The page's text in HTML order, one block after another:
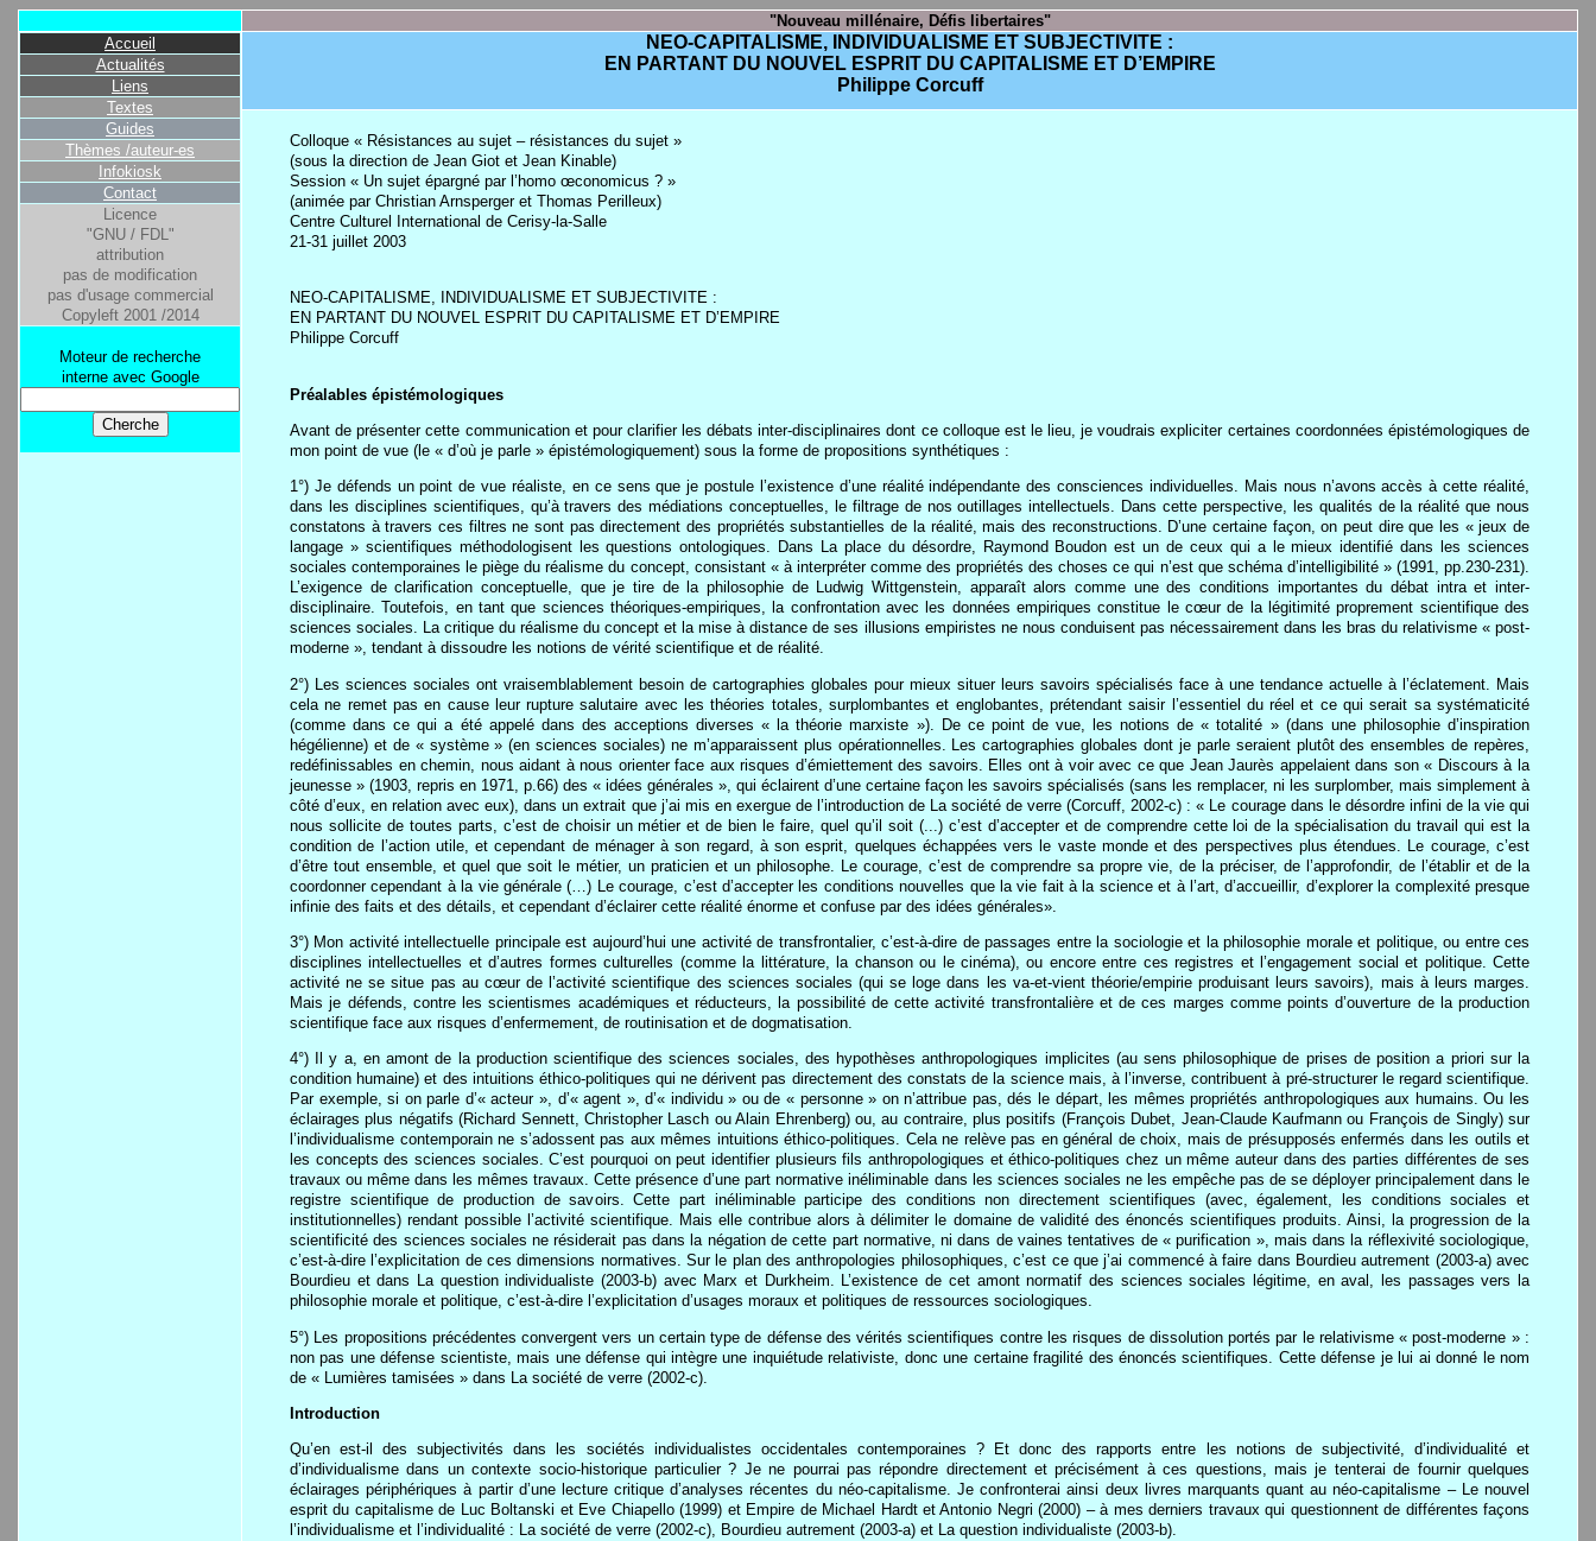
"Nouveau millénaire, Défis libertaires"
Accueil
Actualités
Liens
Textes
Guides
Thèmes /auteur-es
Infokiosk
Contact
Licence
"GNU / FDL"
attribution
pas de modification
pas d'usage commercial
Copyleft 2001 /2014
Moteur de recherche
interne avec Google
NEO-CAPITALISME, INDIVIDUALISME ET SUBJECTIVITE :
EN PARTANT DU NOUVEL ESPRIT DU CAPITALISME ET D’EMPIRE
Philippe Corcuff
Colloque « Résistances au sujet – résistances du sujet »
(sous la direction de Jean Giot et Jean Kinable)
Session « Un sujet épargné par l’homo œconomicus ? »
(animée par Christian Arnsperger et Thomas Perilleux)
Centre Culturel International de Cerisy-la-Salle
21-31 juillet 2003
NEO-CAPITALISME, INDIVIDUALISME ET SUBJECTIVITE :
EN PARTANT DU NOUVEL ESPRIT DU CAPITALISME ET D’EMPIRE
Philippe Corcuff
Préalables épistémologiques
Avant de présenter cette communication et pour clarifier les débats inter-disciplinaires dont ce colloque est le lieu, je voudrais expliciter certaines coordonnées épistémologiques de
mon point de vue (le « d’où je parle » épistémologiquement) sous la forme de propositions synthétiques :
1°) Je défends un point de vue réaliste, en ce sens que je postule l’existence d’une réalité indépendante des consciences individuelles. Mais nous n’avons accès à cette réalité,
dans les disciplines scientifiques, qu’à travers des médiations conceptuelles, le filtrage de nos outillages intellectuels. Dans cette perspective, les qualités de la réalité que nous
constatons à travers ces filtres ne sont pas directement des propriétés substantielles de la réalité, mais des reconstructions. D’une certaine façon, on peut dire que les « jeux de
langage » scientifiques méthodologisent les questions ontologiques. Dans La place du désordre, Raymond Boudon est un de ceux qui a le mieux identifié dans les sciences
sociales contemporaines le piège du réalisme du concept, consistant « à interpréter comme des propriétés des choses ce qui n’est que schéma d’intelligibilité » (1991, pp.230-231).
L’exigence de clarification conceptuelle, que je tire de la philosophie de Ludwig Wittgenstein, apparaît alors comme une des conditions importantes du débat intra et inter-
disciplinaire. Toutefois, en tant que sciences théoriques-empiriques, la confrontation avec les données empiriques constitue le cœur de la légitimité proprement scientifique des
sciences sociales. La critique du réalisme du concept et la mise à distance de ses illusions empiristes ne nous conduisent pas nécessairement dans les bras du relativisme « post-
moderne », tendant à dissoudre les notions de vérité scientifique et de réalité.
2°) Les sciences sociales ont vraisemblablement besoin de cartographies globales pour mieux situer leurs savoirs spécialisés face à une tendance actuelle à l’éclatement. Mais
cela ne remet pas en cause leur rupture salutaire avec les théories totales, surplombantes et englobantes, prétendant saisir l’essentiel du réel et ce qui serait sa systématicité
(comme dans ce qui a été appelé dans des acceptions diverses « la théorie marxiste »). De ce point de vue, les notions de « totalité » (dans une philosophie d’inspiration
hégélienne) et de « système » (en sciences sociales) ne m’apparaissent plus opérationnelles. Les cartographies globales dont je parle seraient plutôt des ensembles de repères,
redéfinissables en chemin, nous aidant à nous orienter face aux risques d’émiettement des savoirs. Elles ont à voir avec ce que Jean Jaurès appelaient dans son « Discours à la
jeunesse » (1903, repris en 1971, p.66) des « idées générales », qui éclairent d’une certaine façon les savoirs spécialisés (sans les remplacer, ni les surplomber, mais simplement à
côté d’eux, en relation avec eux), dans un extrait que j’ai mis en exergue de l’introduction de La société de verre (Corcuff, 2002-c) : « Le courage dans le désordre infini de la vie qui
nous sollicite de toutes parts, c’est de choisir un métier et de bien le faire, quel qu’il soit (...) c’est d’accepter et de comprendre cette loi de la spécialisation du travail qui est la
condition de l’action utile, et cependant de ménager à son regard, à son esprit, quelques échappées vers le vaste monde et des perspectives plus étendues. Le courage, c’est
d’être tout ensemble, et quel que soit le métier, un praticien et un philosophe. Le courage, c’est de comprendre sa propre vie, de la préciser, de l’approfondir, de l’établir et de la
coordonner cependant à la vie générale (…) Le courage, c’est d’accepter les conditions nouvelles que la vie fait à la science et à l’art, d’accueillir, d’explorer la complexité presque
infinie des faits et des détails, et cependant d’éclairer cette réalité énorme et confuse par des idées générales».
3°) Mon activité intellectuelle principale est aujourd’hui une activité de transfrontalier, c’est-à-dire de passages entre la sociologie et la philosophie morale et politique, ou entre ces
disciplines intellectuelles et d’autres formes culturelles (comme la littérature, la chanson ou le cinéma), ou encore entre ces registres et l’engagement social et politique. Cette
activité ne se situe pas au cœur de l’activité scientifique des sciences sociales (qui se loge dans les va-et-vient théorie/empirie produisant leurs savoirs), mais à leurs marges.
Mais je défends, contre les scientismes académiques et réducteurs, la possibilité de cette activité transfrontalière et de ces marges comme points d’ouverture de la production
scientifique face aux risques d’enfermement, de routinisation et de dogmatisation.
4°) Il y a, en amont de la production scientifique des sciences sociales, des hypothèses anthropologiques implicites (au sens philosophique de prises de position a priori sur la
condition humaine) et des intuitions éthico-politiques qui ne dérivent pas directement des constats de la science mais, à l’inverse, contribuent à pré-structurer le regard scientifique.
Par exemple, si on parle d’« acteur », d’« agent », d’« individu » ou de « personne » on n’attribue pas, dés le départ, les mêmes propriétés anthropologiques aux humains. Ou les
éclairages plus négatifs (Richard Sennett, Christopher Lasch ou Alain Ehrenberg) ou, au contraire, plus positifs (François Dubet, Jean-Claude Kaufmann ou François de Singly) sur
l’individualisme contemporain ne s’adossent pas aux mêmes intuitions éthico-politiques. Cela ne relève pas en général de choix, mais de présupposés enfermés dans les outils et
les concepts des sciences sociales. C’est pourquoi on peut identifier plusieurs fils anthropologiques et éthico-politiques chez un même auteur dans des parties différentes de ses
travaux ou même dans les mêmes travaux. Cette présence d’une part normative inéliminable dans les sciences sociales ne les empêche pas de se déployer principalement dans le
registre scientifique de production de savoirs. Cette part inéliminable participe des conditions non directement scientifiques (avec, également, les conditions sociales et
institutionnelles) rendant possible l’activité scientifique. Mais elle contribue alors à délimiter le domaine de validité des énoncés scientifiques produits. Ainsi, la progression de la
scientificité des sciences sociales ne résiderait pas dans la négation de cette part normative, ni dans de vaines tentatives de « purification », mais dans la réflexivité sociologique,
c’est-à-dire l’explicitation de ces dimensions normatives. Sur le plan des anthropologies philosophiques, c’est ce que j’ai commencé à faire dans Bourdieu autrement (2003-a) avec
Bourdieu et dans La question individualiste (2003-b) avec Marx et Durkheim. L’existence de cet amont normatif des sciences sociales légitime, en aval, les passages vers la
philosophie morale et politique, c’est-à-dire l’explicitation d’usages moraux et politiques de ressources sociologiques.
5°) Les propositions précédentes convergent vers un certain type de défense des vérités scientifiques contre les risques de dissolution portés par le relativisme « post-moderne » :
non pas une défense scientiste, mais une défense qui intègre une inquiétude relativiste, donc une certaine fragilité des énoncés scientifiques. Cette défense je lui ai donné le nom
de « Lumières tamisées » dans La société de verre (2002-c).
Introduction
Qu’en est-il des subjectivités dans les sociétés individualistes occidentales contemporaines ? Et donc des rapports entre les notions de subjectivité, d’individualité et
d’individualisme dans un contexte socio-historique particulier ? Je ne pourrai pas répondre directement et précisément à ces questions, mais je tenterai de fournir quelques
éclairages périphériques à partir d’une lecture critique d’analyses récentes du néo-capitalisme. Je confronterai ainsi deux livres marquants quant au néo-capitalisme – Le nouvel
esprit du capitalisme de Luc Boltanski et Eve Chiapello (1999) et Empire de Michael Hardt et Antonio Negri (2000) – à mes derniers travaux qui questionnent de différentes façons
l’individualisme et l’individualité : La société de verre (2002-c), Bourdieu autrement (2003-a) et La question individualiste (2003-b).